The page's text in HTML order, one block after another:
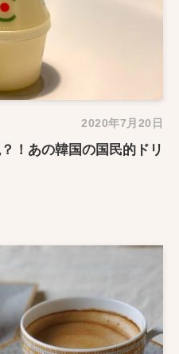
2020年7月20日
！あの韓国の国民的ドリ